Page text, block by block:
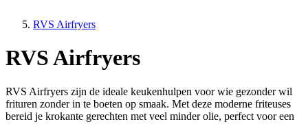
RVS Airfryers
RVS Airfryers
RVS Airfryers zijn de ideale keukenhulpen voor wie gezonder wil
frituren zonder in te boeten op smaak. Met deze moderne friteuses
bereid je krokante gerechten met veel minder olie, perfect voor een